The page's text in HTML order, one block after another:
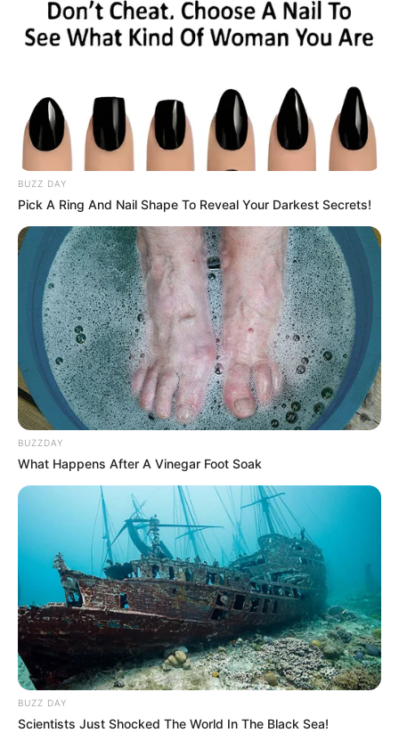
BUZZ DAY
Pick A Ring And Nail Shape To Reveal Your Darkest Secrets!
BUZZDAY
What Happens After A Vinegar Foot Soak
BUZZ DAY
Scientists Just Shocked The World In The Black Sea!